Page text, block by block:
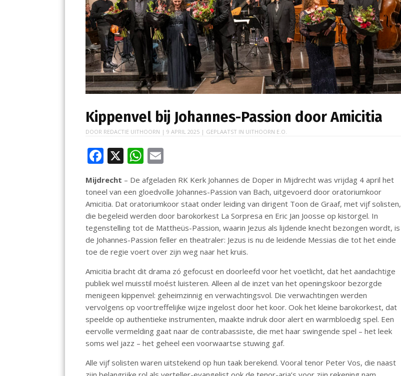
Kippenvel bij Johannes-Passion door Amicitia
DOOR REDACTIE UITHOORN |9 APRIL 2025 | GEPLAATST IN UITHOORN E.O.
F
ac
e
b
o
o
k
X W
h
at
s
A
p
p
ai
l
Mijdrecht – De afgeladen RK Kerk Johannes de Doper in Mijdrecht was vrijdag 4 april het
toneel van een gloedvolle Johannes-Passion van Bach, uitgevoerd door oratoriumkoor
Amicitia. Dat oratoriumkoor staat onder leiding van dirigent Toon de Graaf, met vijf solisten,
die begeleid werden door barokorkest La Sorpresa en Eric Jan Joosse op kistorgel. In
tegenstelling tot de Mattheüs-Passion, waarin Jezus als lijdende knecht bezongen wordt, is
de Johannes-Passion feller en theatraler: Jezus is nu de leidende Messias die tot het einde
toe de regie voert over zijn weg naar het kruis.
Amicitia bracht dit drama zó gefocust en doorleefd voor het voetlicht, dat het aandachtige
publiek wel muisstil moést luisteren. Alleen al de inzet van het openingskoor bezorgde
menigeen kippenvel: geheimzinnig en verwachtingsvol. Die verwachtingen werden
vervolgens op voortreffelijke wijze ingelost door het koor. Ook het kleine barokorkest, dat
speelde op authentieke instrumenten, maakte indruk door alert en warmbloedig spel. Een
eervolle vermelding gaat naar de contrabassiste, die met haar swingende spel – het leek
soms wel jazz – het geheel een voorwaartse stuwing gaf.
Alle vijf solisten waren uitstekend op hun taak berekend. Vooral tenor Peter Vos, die naast